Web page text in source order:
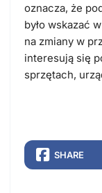
oznacza, że
było wskazać
na zmiany w
interesują się
sprzętach,
SHARE